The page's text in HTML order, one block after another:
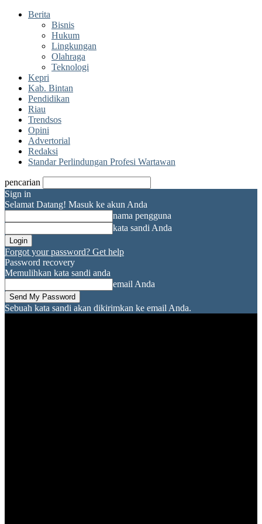
Berita
Bisnis
Hukum
Lingkungan
Olahraga
Teknologi
Kepri
Kab. Bintan
Pendidikan
Riau
Trendsos
Opini
Advertorial
Redaksi
Standar Perlindungan Profesi Wartawan
pencarian
Sign in
Selamat Datang! Masuk ke akun Anda
nama pengguna
kata sandi Anda
Forgot your password? Get help
Password recovery
Memulihkan kata sandi anda
email Anda
Sebuah kata sandi akan dikirimkan ke email Anda.